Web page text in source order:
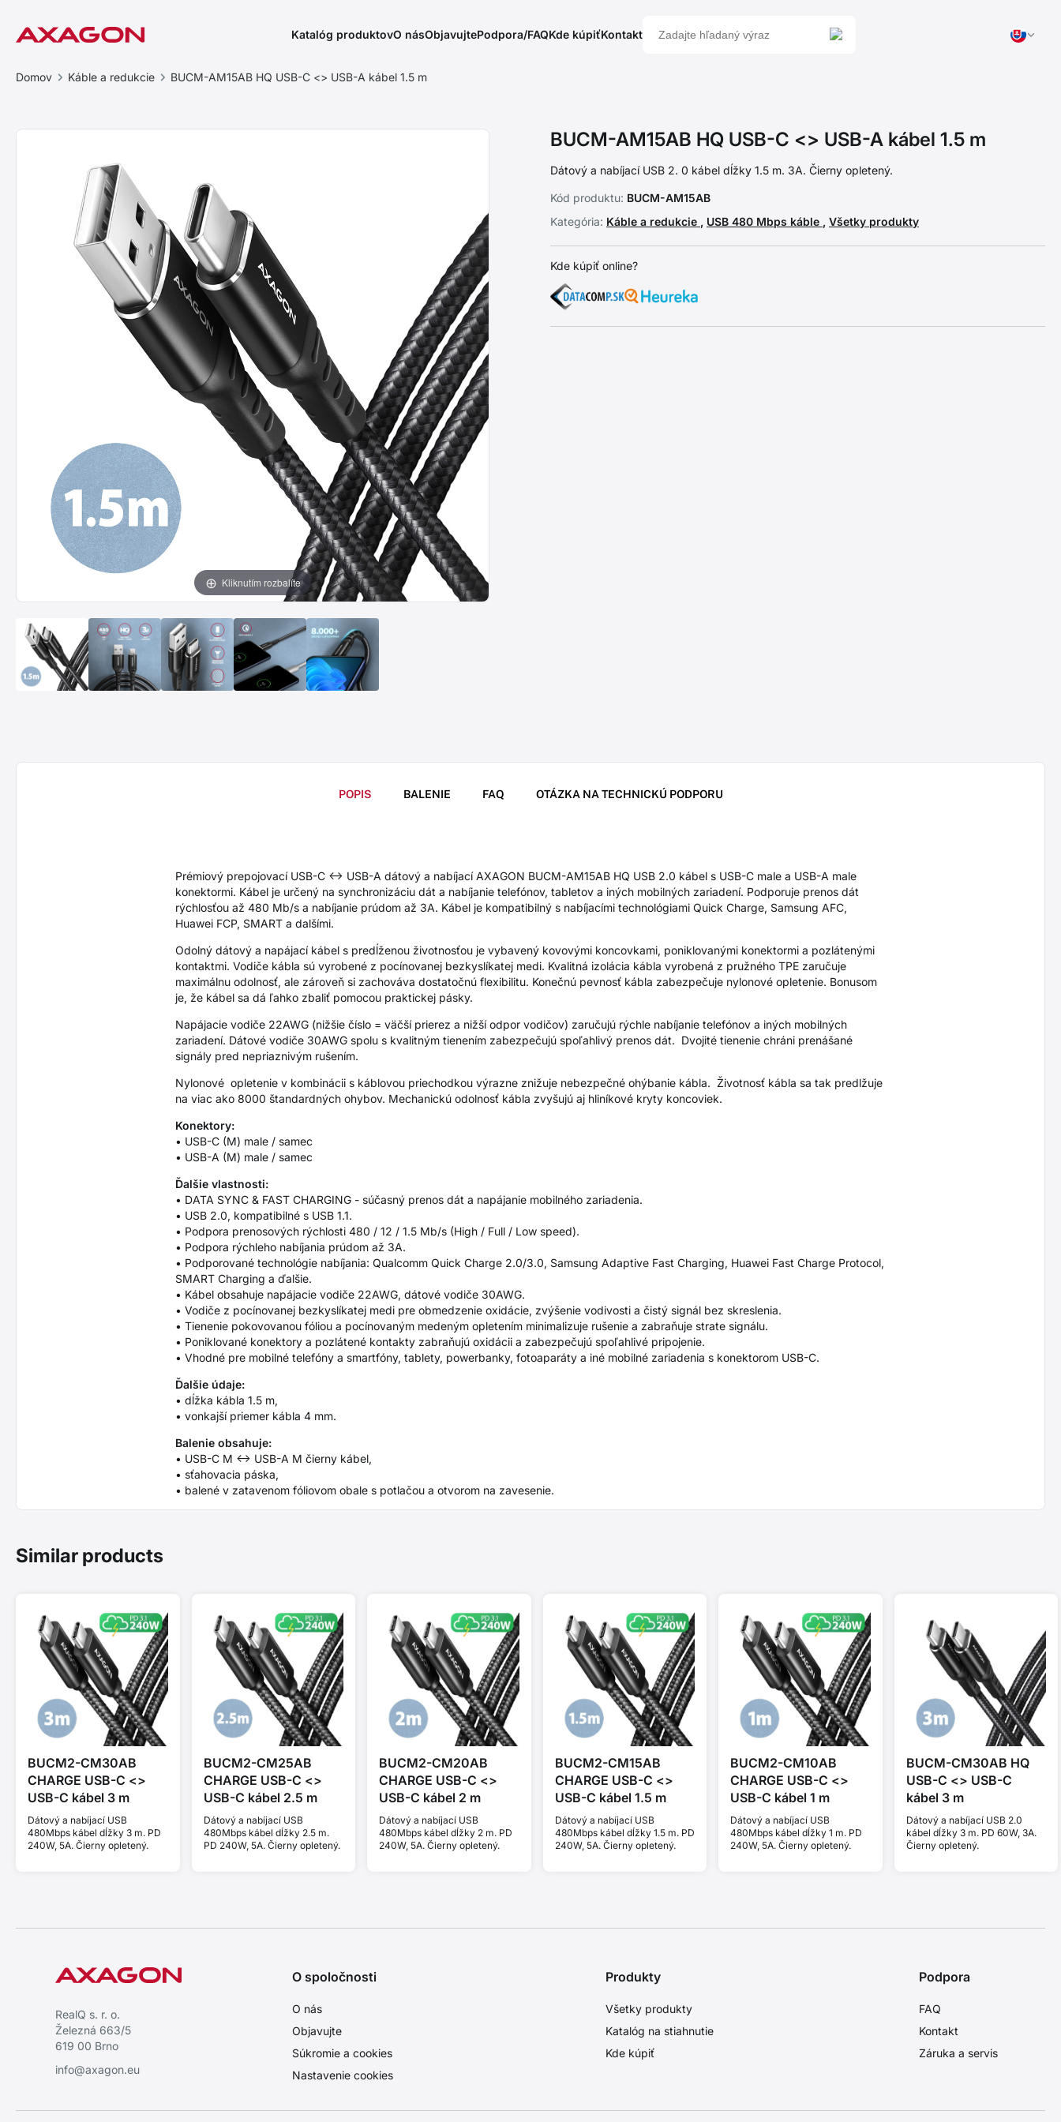
Katalóg produktovO násObjavujtePodpora/FAQKde kúpiťKontakt
Domov Káble a redukcie BUCM-AM15AB HQ USB-C <> USB-A kábel 1.5 m
Kliknutím rozbalíte
BUCM-AM15AB HQ USB-C <> USB-A kábel 1.5 m
Dátový a nabíjací USB 2. 0 kábel dĺžky 1.5 m. 3A. Čierny opletený.
Kód produktu: BUCM-AM15AB
Kategória: Káble a redukcie , USB 480 Mbps káble , Všetky produkty
Kde kúpiť online?
POPIS BALENIE FAQ OTÁZKA NA TECHNICKÚ PODPORU
Prémiový prepojovací USB-C <-> USB-A dátový a nabíjací AXAGON BUCM-AM15AB HQ USB 2.0 kábel s USB-C male a USB-A male
konektormi. Kábel je určený na synchronizáciu dát a nabíjanie telefónov, tabletov a iných mobilných zariadení. Podporuje prenos dát
rýchlosťou až 480 Mb/s a nabíjanie prúdom až 3A. Kábel je kompatibilný s nabíjacími technológiami Quick Charge, Samsung AFC,
Huawei FCP, SMART a dalšími.
Odolný dátový a napájací kábel s predĺženou životnosťou je vybavený kovovými koncovkami, poniklovanými konektormi a pozlátenými
kontaktmi. Vodiče kábla sú vyrobené z pocínovanej bezkyslíkatej medi. Kvalitná izolácia kábla vyrobená z pružného TPE zaručuje
maximálnu odolnosť, ale zároveň si zachováva dostatočnú flexibilitu. Konečnú pevnosť kábla zabezpečuje nylonové opletenie. Bonusom
je, že kábel sa dá ľahko zbaliť pomocou praktickej pásky.
Napájacie vodiče 22AWG (nižšie číslo = väčší prierez a nižší odpor vodičov) zaručujú rýchle nabíjanie telefónov a iných mobilných
zariadení. Dátové vodiče 30AWG spolu s kvalitným tienením zabezpečujú spoľahlivý prenos dát. Dvojité tienenie chráni prenášané
signály pred nepriaznivým rušením.
Nylonové opletenie v kombinácii s káblovou priechodkou výrazne znižuje nebezpečné ohýbanie kábla. Životnosť kábla sa tak predlžuje
na viac ako 8000 štandardných ohybov. Mechanickú odolnosť kábla zvyšujú aj hliníkové kryty koncoviek.
Konektory:
• USB-C (M) male / samec
• USB-A (M) male / samec
Ďalšie vlastnosti:
• DATA SYNC & FAST CHARGING - súčasný prenos dát a napájanie mobilného zariadenia.
• USB 2.0, kompatibilné s USB 1.1.
• Podpora prenosových rýchlosti 480 / 12 / 1.5 Mb/s (High / Full / Low speed).
• Podpora rýchleho nabíjania prúdom až 3A.
• Podporované technológie nabíjania: Qualcomm Quick Charge 2.0/3.0, Samsung Adaptive Fast Charging, Huawei Fast Charge Protocol,
SMART Charging a ďalšie.
• Kábel obsahuje napájacie vodiče 22AWG, dátové vodiče 30AWG.
• Vodiče z pocínovanej bezkyslíkatej medi pre obmedzenie oxidácie, zvýšenie vodivosti a čistý signál bez skreslenia.
• Tienenie pokovovanou fóliou a pocínovaným medeným opletením minimalizuje rušenie a zabraňuje strate signálu.
• Poniklované konektory a pozlátené kontakty zabraňujú oxidácii a zabezpečujú spoľahlivé pripojenie.
• Vhodné pre mobilné telefóny a smartfóny, tablety, powerbanky, fotoaparáty a iné mobilné zariadenia s konektorom USB-C.
Ďalšie údaje:
• dĺžka kábla 1.5 m,
• vonkajší priemer kábla 4 mm.
Balenie obsahuje:
• USB-C M <-> USB-A M čierny kábel,
• sťahovacia páska,
• balené v zatavenom fóliovom obale s potlačou a otvorom na zavesenie.
Similar products
BUCM2-CM30AB
CHARGE USB-C <>
USB-C kábel 3 m
Dátový a nabíjací USB
480Mbps kábel dĺžky 3 m. PD
240W, 5A. Čierny opletený.
BUCM2-CM25AB
CHARGE USB-C <>
USB-C kábel 2.5 m
Dátový a nabíjací USB
480Mbps kábel dĺžky 2.5 m.
PD 240W, 5A. Čierny opletený.
BUCM2-CM20AB
CHARGE USB-C <>
USB-C kábel 2 m
Dátový a nabíjací USB
480Mbps kábel dĺžky 2 m. PD
240W, 5A. Čierny opletený.
BUCM2-CM15AB
CHARGE USB-C <>
USB-C kábel 1.5 m
Dátový a nabíjací USB
480Mbps kábel dĺžky 1.5 m. PD
240W, 5A. Čierny opletený.
BUCM2-CM10AB
CHARGE USB-C <>
USB-C kábel 1 m
Dátový a nabíjací USB
480Mbps kábel dĺžky 1 m. PD
240W, 5A. Čierny opletený.
BUCM-CM30AB HQ
USB-C <> USB-C
kábel 3 m
Dátový a nabíjací USB 2.0
kábel dĺžky 3 m. PD 60W, 3A.
Čierny opletený.
RealQ s. r. o.
Železná 663/5
619 00 Brno
info@axagon.eu
O spoločnosti
O nás
Objavujte
Súkromie a cookies
Nastavenie cookies
Produkty
Všetky produkty
Katalóg na stiahnutie
Kde kúpiť
Podpora
FAQ
Kontakt
Záruka a servis